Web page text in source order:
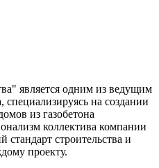
является одним из ведущим
специализируясь на создании
из газобетона
коллектива компании
строительства и
проекту.